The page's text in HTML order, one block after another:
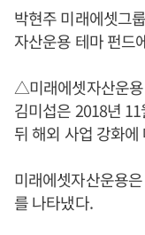
박현주 미래에셋그
자산운용 테마 펀드
△미래에셋자산운
김미섭은 2018년
뒤 해외 사업 강화에
미래에셋자산운용
를 나타냈다.